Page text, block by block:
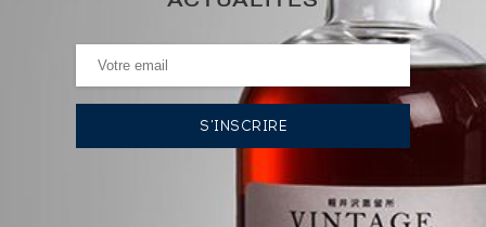
HISTORIQUE DES ADJUDICATIONS